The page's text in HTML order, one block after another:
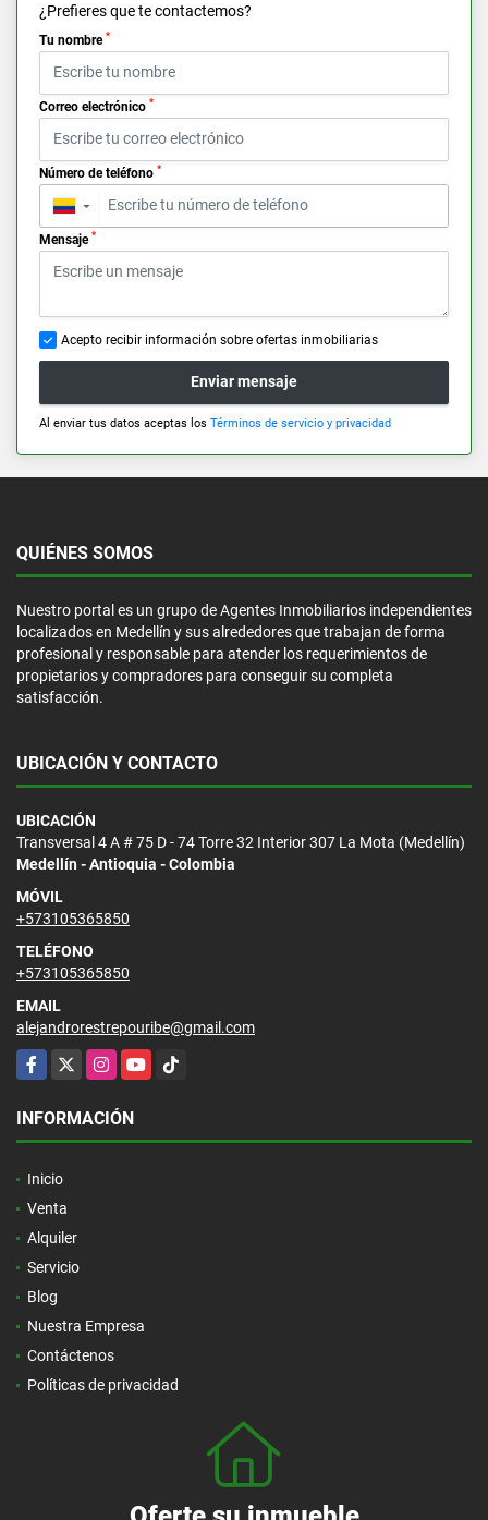
¿Prefieres que te contactemos?
Tu nombre *
Correo electrónico *
Número de teléfono *
▼
Mensaje *
Acepto recibir información sobre ofertas inmobiliarias
Enviar mensaje
Al enviar tus datos aceptas los Términos de servicio y privacidad
QUIÉNES SOMOS
Nuestro portal es un grupo de Agentes Inmobiliarios independientes
localizados en Medellín y sus alrededores que trabajan de forma
profesional y responsable para atender los requerimientos de
propietarios y compradores para conseguir su completa
satisfacción.
UBICACIÓN Y CONTACTO
UBICACIÓN
Transversal 4 A # 75 D - 74 Torre 32 Interior 307 La Mota (Medellín)
Medellín - Antioquia - Colombia
MÓVIL
+573105365850
TELÉFONO
+573105365850
EMAIL
alejandrorestrepouribe@gmail.com
Facebook
X InstagramYouTubeTikTok
INFORMACIÓN
Inicio
Venta
Alquiler
Servicio
Blog
Nuestra Empresa
Contáctenos
Políticas de privacidad